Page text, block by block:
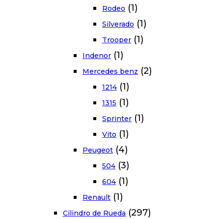
Rodeo (1)
Silverado (1)
Trooper (1)
Indenor (1)
Mercedes benz (2)
1214 (1)
1315 (1)
Sprinter (1)
Vito (1)
Peugeot (4)
504 (3)
604 (1)
Renault (1)
Cilindro de Rueda (297)